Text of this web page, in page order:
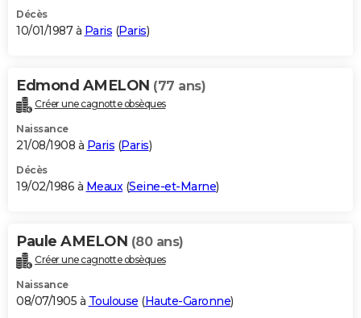
Décès
10/01/1987 à Paris (Paris)
Edmond AMELON (77 ans)
Créer une cagnotte obsèques
Naissance
21/08/1908 à Paris (Paris)
Décès
19/02/1986 à Meaux(Seine-et-Marne)
Paule AMELON (80 ans)
Créer une cagnotte obsèques
Naissance
08/07/1905 à Toulouse (Haute-Garonne)